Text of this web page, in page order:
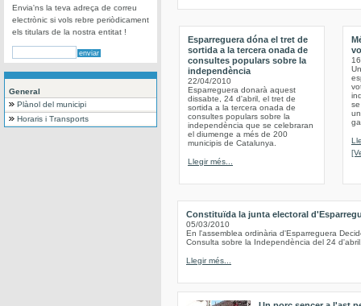
Envia'ns la teva adreça de correu
electrònic si vols rebre periòdicament
els titulars de la nostra entitat !
General
Plànol del municipi
Horaris i Transports
Esparreguera dóna el tret de
sortida a la tercera onada de
consultes populars sobre la
independència
22/04/2010
Esparreguera donarà aquest
dissabte, 24 d'abril, el tret de
sortida a la tercera onada de
consultes populars sobre la
independència que se celebraran
el diumenge a més de 200
municipis de Catalunya.
Llegir més...
Constituïda la junta electoral
05/03/2010
En l'assemblea ordinària d'Esparreguera
Consulta sobre la Independència del 24
Llegir més...